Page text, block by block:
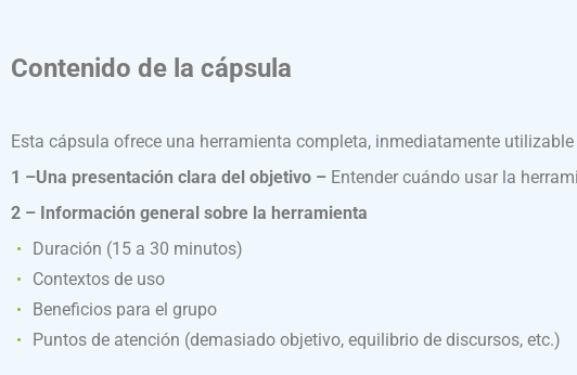
Contenido de la cápsula
Esta cápsula ofrece una herramienta completa, inmediatamente
1 –Una presentación clara del objetivo – Entender cuándo usar la
2 – Información general sobre la herramienta
Duración (15 a 30 minutos)
Contextos de uso
Beneficios para el grupo
Puntos de atención (demasiado objetivo, equilibrio de discursos, etc.)